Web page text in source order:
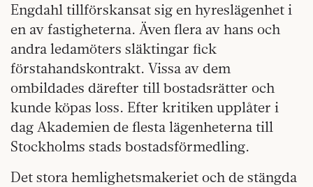
Engdahl tillförskansat sig en hyreslägenhet i
en av fastigheterna. Även flera av hans och
andra ledamöters släktingar fick
förstahandskontrakt. Vissa av dem
ombildades därefter till bostadsrätter och
kunde köpas loss. Efter kritiken upplåter i
dag Akademien de flesta lägenheterna till
Stockholms stads bostadsförmedling.
Det stora hemlighetsmakeriet och de stängda